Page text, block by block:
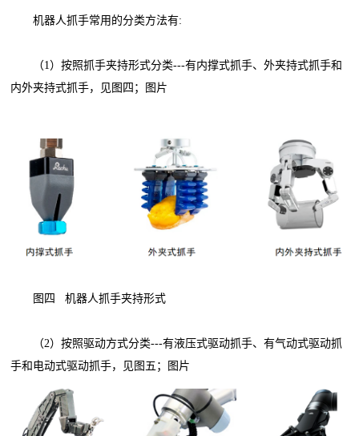
机器人抓手常用的分类方法有:
（1）按照抓手夹持形式分类---有内撑式抓手、外夹持式抓手和
内外夹持式抓手，见图四；图片
图四 机器人抓手夹持形式
（2）按照驱动方式分类---有液压式驱动抓手、有气动式驱动抓
手和电动式驱动抓手，见图五；图片